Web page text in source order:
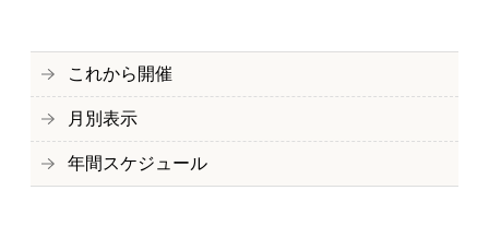
これから開催
月別表示
年間スケジュール